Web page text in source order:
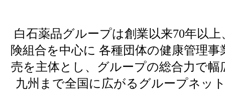
白石薬品グループは創業以来70年以
険組合を中心に 各種団体の健康管理
売を主体とし、グループの総合力で
九州まで全国に広がるグループネッ